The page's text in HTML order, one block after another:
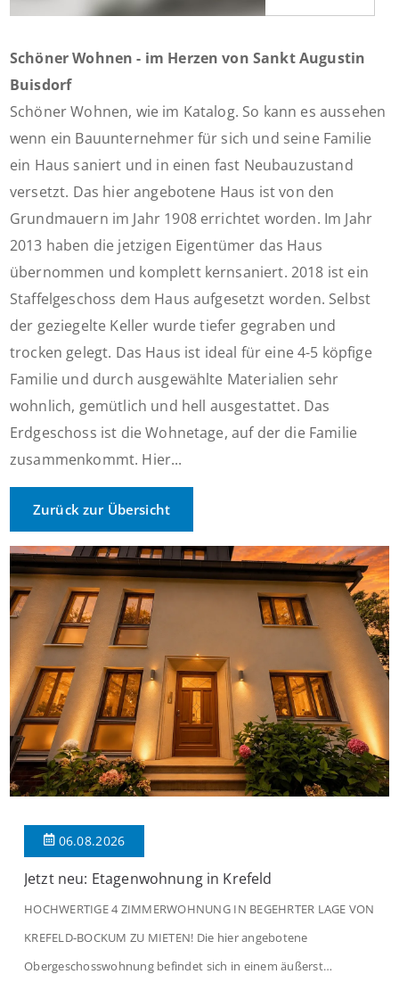
Schöner Wohnen - im Herzen von Sankt Augustin
Buisdorf
Schöner Wohnen, wie im Katalog. So kann es aussehen
wenn ein Bauunternehmer für sich und seine Familie
ein Haus saniert und in einen fast Neubauzustand
versetzt. Das hier angebotene Haus ist von den
Grundmauern im Jahr 1908 errichtet worden. Im Jahr
2013 haben die jetzigen Eigentümer das Haus
übernommen und komplett kernsaniert. 2018 ist ein
Staffelgeschoss dem Haus aufgesetzt worden. Selbst
der geziegelte Keller wurde tiefer gegraben und
trocken gelegt. Das Haus ist ideal für eine 4-5 köpfige
Familie und durch ausgewählte Materialien sehr
wohnlich, gemütlich und hell ausgestattet. Das
Erdgeschoss ist die Wohnetage, auf der die Familie
zusammenkommt. Hier...
Zurück zur Übersicht
06.08.2026
Jetzt neu: Etagenwohnung in Krefeld
HOCHWERTIGE 4 ZIMMERWOHNUNG IN BEGEHRTER LAGE VON
KREFELD-BOCKUM ZU MIETEN! Die hier angebotene
Obergeschosswohnung befindet sich in einem äußerst